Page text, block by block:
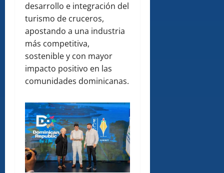
desarrollo e integración del
turismo de cruceros,
apostando a una industria
más competitiva,
sostenible y con mayor
impacto positivo en las
comunidades dominicanas.